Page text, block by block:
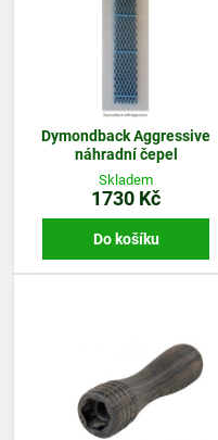
Dymondback Aggressive
náhradní čepel
Skladem
1730 Kč
Do košíku